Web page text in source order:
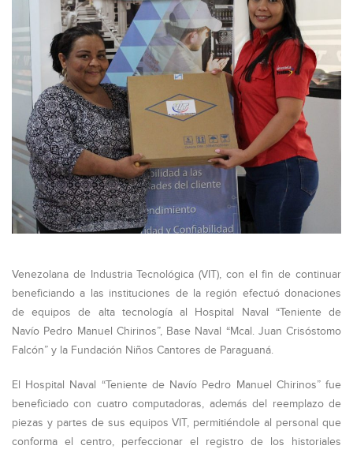
Venezolana de Industria Tecnológica (VIT), con el fin de continuar
beneficiando a las instituciones de la región efectuó donaciones
de equipos de alta tecnología al Hospital Naval “Teniente de
Navío Pedro Manuel Chirinos”, Base Naval “Mcal. Juan Crisóstomo
Falcón” y la Fundación Niños Cantores de Paraguaná.
El Hospital Naval “Teniente de Navío Pedro Manuel Chirinos” fue
beneficiado con cuatro computadoras, además del reemplazo de
piezas y partes de sus equipos VIT, permitiéndole al personal que
conforma el centro, perfeccionar el registro de los historiales